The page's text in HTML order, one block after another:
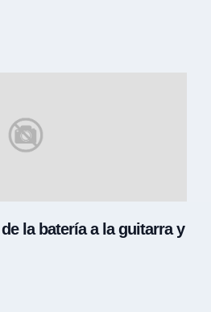
la batería a la guitarra y